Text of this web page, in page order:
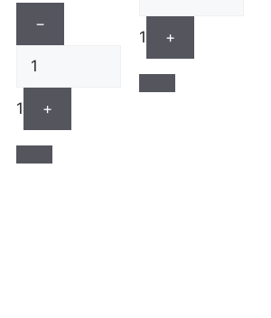
−
1 +
1 +